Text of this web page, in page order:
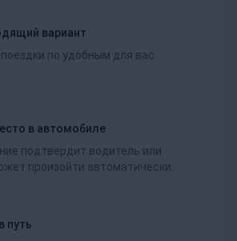
вариант
по удобным для вас
в автомобиле
подтвердит водитель или
произойти автоматически.
путь